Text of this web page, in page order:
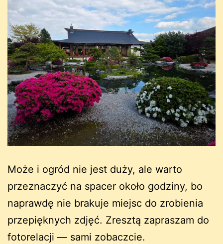
Może i ogród nie jest duży, ale warto
przeznaczyć na spacer około godziny, bo
naprawdę nie brakuje miejsc do zrobienia
przepięknych zdjęć. Zresztą zapraszam do
fotorelacji — sami zobaczcie.